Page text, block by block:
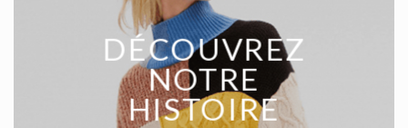
DÉCOUVREZ
NOTRE
HISTOIRE